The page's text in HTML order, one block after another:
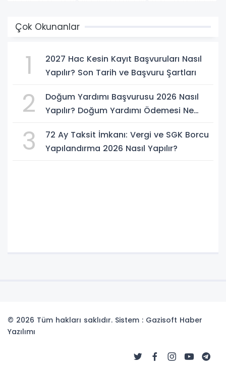
Çok Okunanlar
1
2027 Hac Kesin Kayıt Başvuruları Nasıl
Yapılır? Son Tarih ve Başvuru Şartları
2
Doğum Yardımı Başvurusu 2026 Nasıl
Yapılır? Doğum Yardımı Ödemesi Ne
3
72 Ay Taksit İmkanı: Vergi ve SGK Borcu
Yapılandırma 2026 Nasıl Yapılır?
© 2026 Tüm hakları saklıdır. Sistem : Gazisoft Haber
Yazılımı